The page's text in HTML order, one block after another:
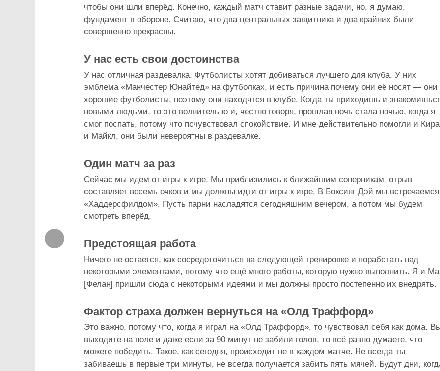
чтобы они шли вперёд. Конечно, каждый матч ставит разные задачи, но, я думаю,
фундамент в обороне. Считаю, что два центральных защитника и два крайних были
совершенно прекрасны.
У нас есть свои достоинства
У нас отличная раздевалка. Футболисты хотят добиваться лучшего для клуба. У них
эмблема «Манчестер Юнайтед» на футболках, и есть причина почему они её носят — они
хорошие футболисты, поэтому они находятся в клубе. Когда ты приходишь и
новыми людьми, то это волнительно и, честно говоря, прошлая ночь стала ночью, когда я
смог поспать, потому что почувствовал спокойствие. И мне действительно помогли и
и Майкл, они были невероятны в раздевалке.
Один матч за раз
Сейчас мы идем от игры к игре. Мы приблизились к ближайшим соперникам, отрыв
составляет восемь очков и мы должны идти от игры к игре. В Боксинг Дэй мы
«Хаддерсфилдом». Пусть парни насладятся сегодняшним вечером, а потом мы будем
смотреть вперёд.
Предстоящая работа
Ничего не остается, как сосредоточиться на следующей тренировке и поработать над
некоторыми элементами, потому что ещё много работы, которую нужно выполнить. Я и
[Фелан] пришли сюда с некоторыми идеями и мы должны просто постепенно их внедрять.
Фактор страха должен вернуться на «Олд Траффорд»
Это важно, потому что, когда я играл на «Олд Траффорд», то чувствовал себя как дома.
выходите на поле и даже если за 90 минут не забили голов, то всё равно думаете, что
можете победить. Такое, как сегодня, происходит не в каждом матче. Не всегда ты
забиваешь в первые три минуты, не всегда получается забить пять мячей. Будут дни,